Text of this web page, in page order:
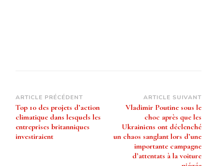
Navigation
d’article
ARTICLE PRÉCÉDENT
Top 10 des projets d’action
climatique dans lesquels les
entreprises britanniques
investiraient
ARTICLE SUIVANT
Vladimir Poutine sous le
choc après que les
Ukrainiens ont déclenché
un chaos sanglant lors d’une
importante campagne
d’attentats à la voiture